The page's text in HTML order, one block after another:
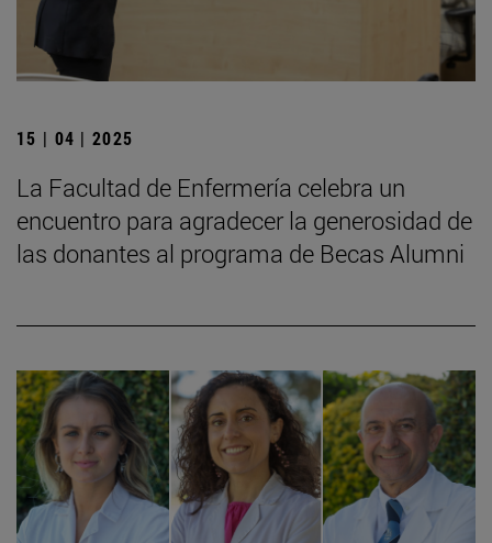
15 | 04 | 2025
La Facultad de Enfermería celebra un
encuentro para agradecer la generosidad de
las donantes al programa de Becas Alumni